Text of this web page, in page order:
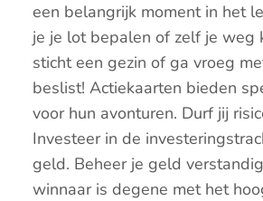
een belangrijk moment in het
je je lot bepalen of zelf je weg
sticht een gezin of ga vroeg
beslist! Actiekaarten bieden
voor hun avonturen. Durf jij
Investeer in de
geld. Beheer je geld
winnaar is degene met het